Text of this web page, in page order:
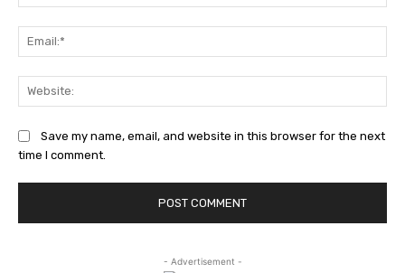
Save my name, email, and website in this browser for the next
time I comment.
- Advertisement -